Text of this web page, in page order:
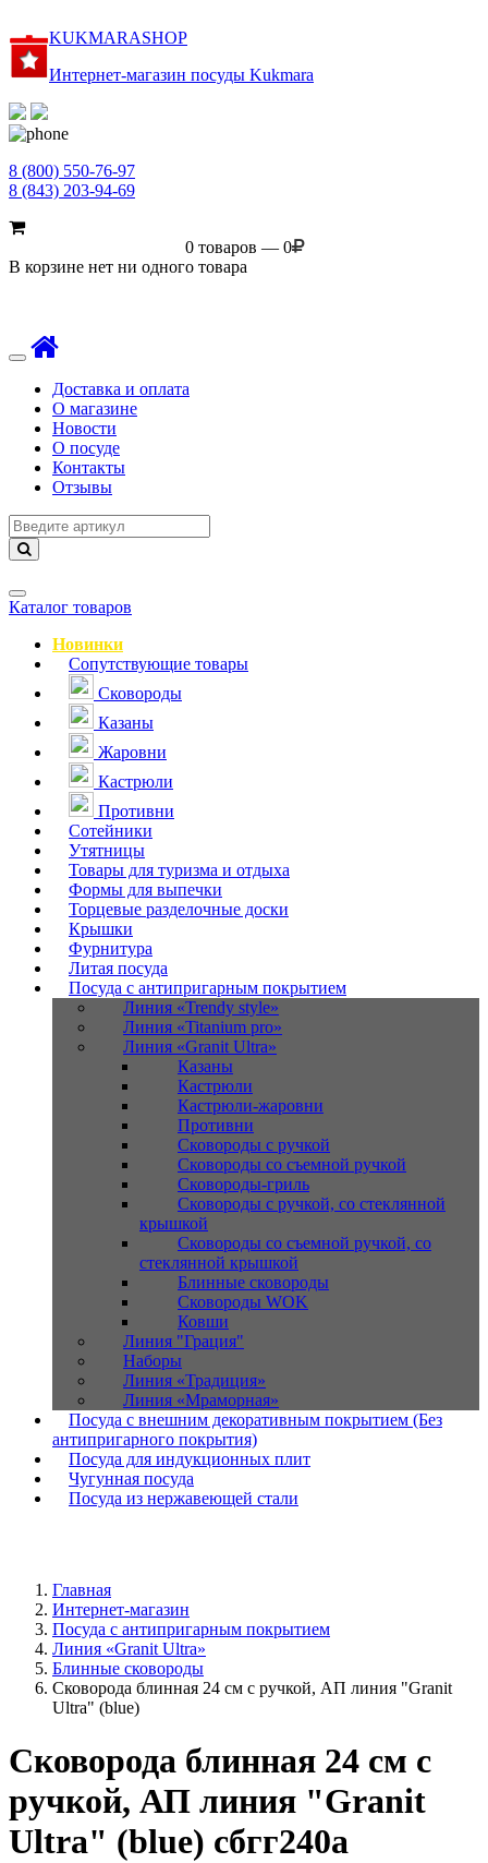
KUKMARASHOP
Интернет-магазин посуды Kukmara
8 (800) 550-76-97
8 (843) 203-94-69
0 товаров — 0
В корзине нет ни одного товара
Toggle
navigationДоставка и оплата
О магазине
Новости
О посуде
Контакты
Отзывы
Навигация
Каталог товаров
Новинки
Сопутствующие товары
Сковороды
Казаны
Жаровни
Кастрюли
Противни
Сотейники
Утятницы
Товары для туризма и отдыха
Формы для выпечки
Торцевые разделочные доски
Крышки
Фурнитура
Литая посуда
Посуда с антипригарным покрытием
Линия «Trendy style»
Линия «Titanium pro»
Линия «Granit Ultra»
Казаны
Кастрюли
Кастрюли-жаровни
Противни
Сковороды с ручкой
Сковороды со съемной ручкой
Сковороды-гриль
Сковороды с ручкой, со стеклянной
крышкой
Сковороды со съемной ручкой, со
стеклянной крышкой
Блинные сковороды
Сковороды WOK
Ковши
Линия "Грация"
Наборы
Линия «Традиция»
Линия «Мраморная»
Посуда с внешним декоративным покрытием (Без
антипригарного покрытия)
Посуда для индукционных плит
Чугунная посуда
Посуда из нержавеющей стали
Главная
Интернет-магазин
Посуда с антипригарным покрытием
Линия «Granit Ultra»
Блинные сковороды
Сковорода блинная 24 см с ручкой, АП линия "Granit
Ultra" (blue)
Сковорода блинная 24 см с
ручкой, АП линия "Granit
Ultra" (blue) сбгг240а